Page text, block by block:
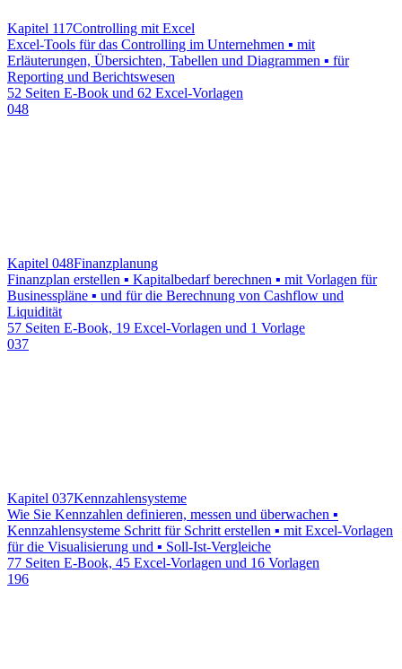
Kapitel 117Controlling mit Excel
Excel-Tools für das Controlling im Unternehmen ▪ mit
Erläuterungen, Übersichten, Tabellen und Diagrammen ▪ für
Reporting und Berichtswesen
52 Seiten E-Book und 62 Excel-Vorlagen
048
Kapitel 048Finanzplanung
Finanzplan erstellen ▪ Kapitalbedarf berechnen ▪ mit Vorlagen für
Businesspläne ▪ und für die Berechnung von Cashflow und
Liquidität
57 Seiten E-Book, 19 Excel-Vorlagen und 1 Vorlage
037
Kapitel 037Kennzahlensysteme
Wie Sie Kennzahlen definieren, messen und überwachen ▪
Kennzahlensysteme Schritt für Schritt erstellen ▪ mit Excel-Vorlagen
für die Visualisierung und ▪ Soll-Ist-Vergleiche
77 Seiten E-Book, 45 Excel-Vorlagen und 16 Vorlagen
196